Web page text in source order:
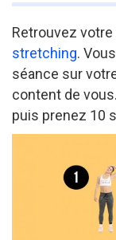
Retrouvez
stretching.
séance sur
content de
puis prenez 10